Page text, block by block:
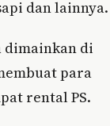
dan lainnya.
dimainkan di
para
rental PS.